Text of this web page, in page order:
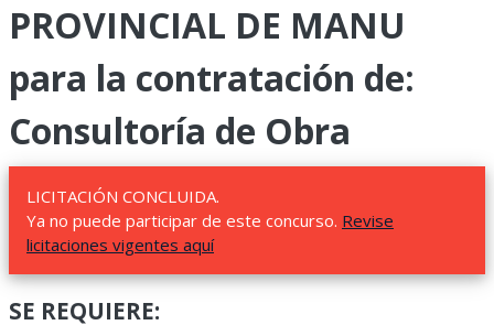
PROVINCIAL DE MANU
para la contratación de:
Consultoría de Obra
LICITACIÓN CONCLUIDA.
Ya no puede participar de este concurso. Revise
licitaciones vigentes aquí
SE REQUIERE: